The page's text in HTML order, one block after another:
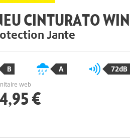
CINTURATO
Jante
B A 72dB
web
€